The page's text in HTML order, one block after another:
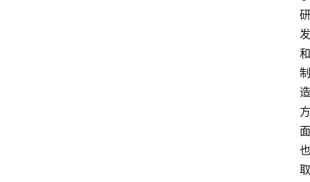
研
发
和
制
造
方
面
也
取